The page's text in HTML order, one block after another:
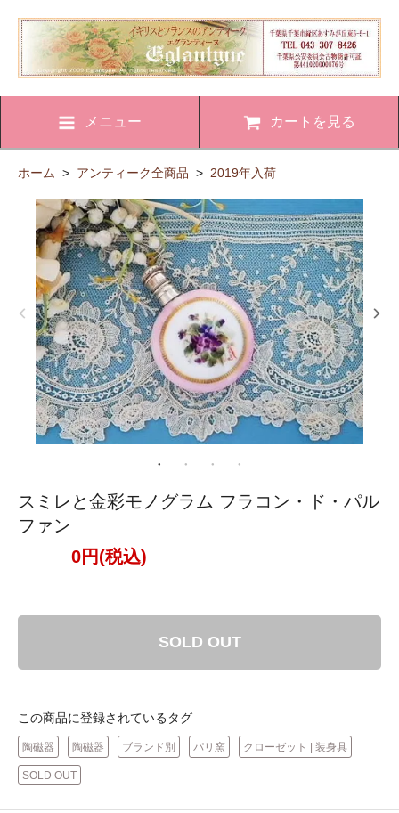
メニュー カートを見る
ホーム > アンティーク全商品 > 2019年入荷
スミレと金彩モノグラム フラコン・ド・パル
ファン
0円(税込)
SOLD OUT
この商品に登録されているタグ
陶磁器 陶磁器 ブランド別 パリ窯 クローゼット | 装身具
SOLD OUT